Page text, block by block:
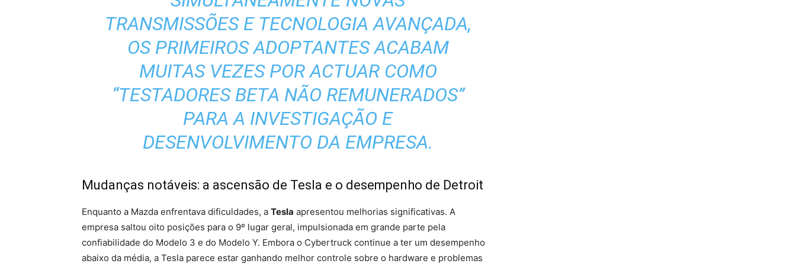
TRANSMISSÕES E TECNOLOGIA AVANÇADA,
OS PRIMEIROS ADOPTANTES ACABAM
MUITAS VEZES POR ACTUAR COMO
“TESTADORES BETA NÃO REMUNERADOS”
PARA A INVESTIGAÇÃO E
DESENVOLVIMENTO DA EMPRESA.
Mudanças notáveis: a ascensão de Tesla e o desempenho de Detroit
Enquanto a Mazda enfrentava dificuldades, a Tesla apresentou melhorias significativas. A
empresa saltou oito posições para o 9º lugar geral, impulsionada em grande parte pela
confiabilidade do Modelo 3 e do Modelo Y. Embora o Cybertruck continue a ter um desempenho
abaixo da média, a Tesla parece estar ganhando melhor controle sobre o hardware e problemas